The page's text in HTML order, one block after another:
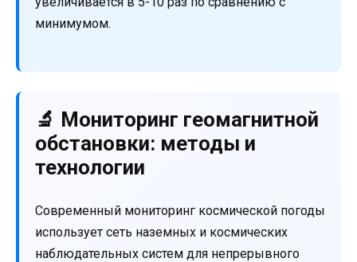
минимумом.
🔬 Мониторинг геомагнитной
обстановки: методы и
технологии
Современный мониторинг космической погоды
использует сеть наземных и космических
наблюдательных систем для непрерывного